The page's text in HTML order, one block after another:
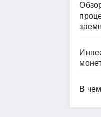
В